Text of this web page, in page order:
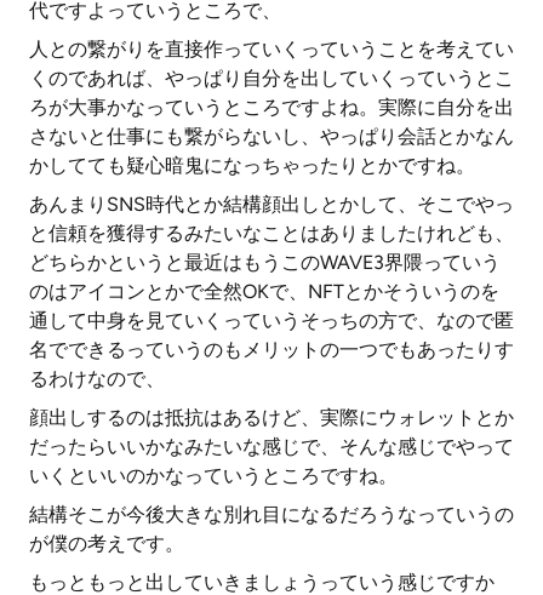
代ですよっていうところで、
人との繋がりを直接作っていくっていうことを考えてい
くのであれば、やっぱり自分を出していくっていうとこ
ろが大事かなっていうところですよね。実際に自分を出
さないと仕事にも繋がらないし、やっぱり会話とかなん
かしてても疑心暗鬼になっちゃったりとかですね。
あんまりSNS時代とか結構顔出しとかして、そこでやっ
と信頼を獲得するみたいなことはありましたけれども、
どちらかというと最近はもうこのWAVE3界隈っていう
のはアイコンとかで全然OKで、NFTとかそういうのを
通して中身を見ていくっていうそっちの方で、なので匿
名でできるっていうのもメリットの一つでもあったりす
るわけなので、
顔出しするのは抵抗はあるけど、実際にウォレットとか
だったらいいかなみたいな感じで、そんな感じでやって
いくといいのかなっていうところですね。
結構そこが今後大きな別れ目になるだろうなっていうの
が僕の考えです。
もっともっと出していきましょうっていう感じですか